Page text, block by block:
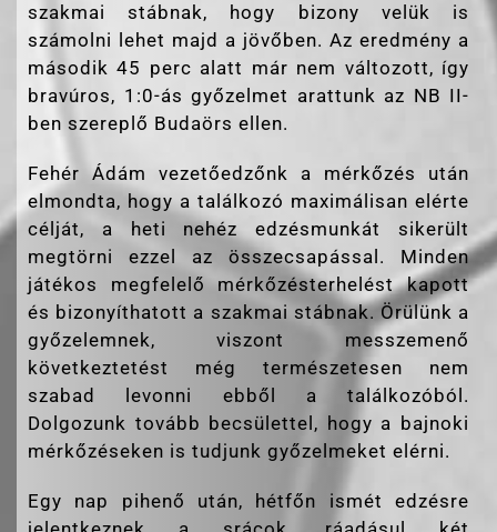
szakmai stábnak, hogy bizony velük is
számolni lehet majd a jövőben. Az eredmény a
második 45 perc alatt már nem változott, így
bravúros, 1:0-ás győzelmet arattunk az NB II-
ben szereplő Budaörs ellen.
Fehér Ádám vezetőedzőnk a mérkőzés után
elmondta, hogy a találkozó maximálisan elérte
célját, a heti nehéz edzésmunkát sikerült
megtörni ezzel az összecsapással. Minden
játékos megfelelő mérkőzésterhelést kapott
és bizonyíthatott a szakmai stábnak. Örülünk a
győzelemnek, viszont messzemenő
következtetést még természetesen nem
szabad levonni ebből a találkozóból.
Dolgozunk tovább becsülettel, hogy a bajnoki
mérkőzéseken is tudjunk győzelmeket elérni.
Egy nap pihenő után, hétfőn ismét edzésre